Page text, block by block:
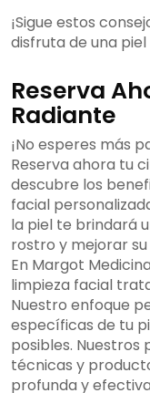
¡Sigue estos
disfruta de una
Reserva
Radiante
¡No esperes más
Reserva ahora tu
descubre los
facial
la piel te brindará
rostro y mejorar
En Margot
limpieza facial
Nuestro enfoque
específicas de tu
posibles.
técnicas y
profunda y